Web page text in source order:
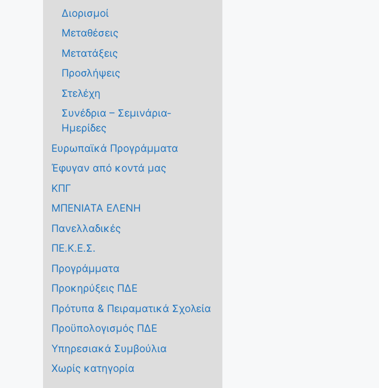
Διορισμοί
Μεταθέσεις
Μετατάξεις
Προσλήψεις
Στελέχη
Συνέδρια – Σεμινάρια-
Ημερίδες
Ευρωπαϊκά Προγράμματα
Έφυγαν από κοντά μας
ΚΠΓ
ΜΠΕΝΙΑΤΑ ΕΛΕΝΗ
Πανελλαδικές
ΠΕ.Κ.Ε.Σ.
Προγράμματα
Προκηρύξεις ΠΔΕ
Πρότυπα & Πειραματικά Σχολεία
Προϋπολογισμός ΠΔΕ
Υπηρεσιακά Συμβούλια
Χωρίς κατηγορία